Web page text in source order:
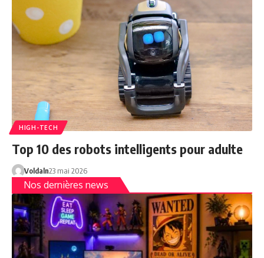
HIGH-TECH
Top 10 des robots intelligents pour adulte
Voldaln23 mai 2026
Nos dernières news